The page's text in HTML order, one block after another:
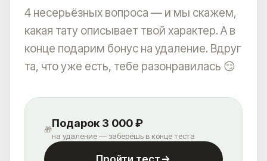
4 несерьёзных вопроса — и мы скажем,
какая тату описывает твой характер. А в
конце подарим бонус на удаление. Вдруг
та, что уже есть, тебе разонравилась 😏
🎁Подарок 3 000 ₽
на удаление — заберёшь в конце теста